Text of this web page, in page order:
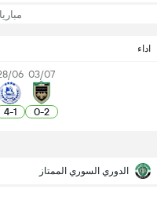
اداء
03/07
2
-
0
06
1
-
4
الدوري السوري الممتاز